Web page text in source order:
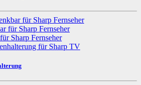
für Sharp Fernseher
für Sharp Fernseher
Sharp Fernseher
für Sharp TV